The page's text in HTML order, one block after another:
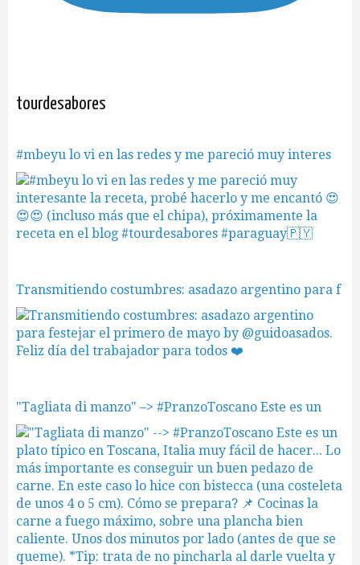
tourdesabores
#mbeyu lo vi en las redes y me pareció muy interes
Transmitiendo costumbres: asadazo argentino para f
"Tagliata di manzo" –> #PranzoToscano Este es un